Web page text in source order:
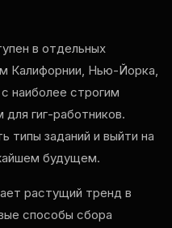
в отдельных
Калифорнии, Нью-Йорка,
наиболее строгим
гиг-работников.
типы заданий и выйти на
будущем.
растущий тренд в
способы сбора